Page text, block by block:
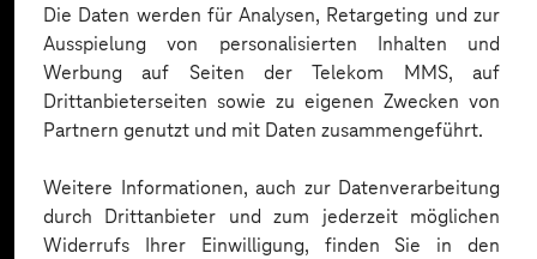
Die Daten werden für Analysen, Retargeting und zur
Ausspielung von personalisierten Inhalten und
Werbung auf Seiten der Telekom MMS, auf
Drittanbieterseiten sowie zu eigenen Zwecken von
Partnern genutzt und mit Daten zusammengeführt.
Weitere Informationen, auch zur Datenverarbeitung
durch Drittanbieter und zum jederzeit möglichen
Widerrufs Ihrer Einwilligung, finden Sie in den
Expertise. Hier eine Auswahl: